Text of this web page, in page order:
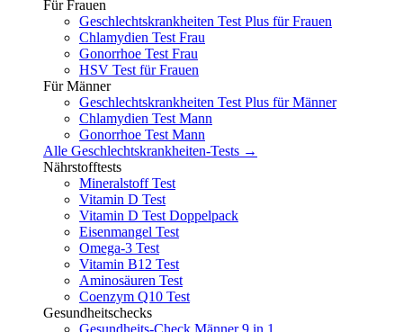
Für Frauen
Geschlechtskrankheiten Test Plus für Frauen
Chlamydien Test Frau
Gonorrhoe Test Frau
HSV Test für Frauen
Für Männer
Geschlechtskrankheiten Test Plus für Männer
Chlamydien Test Mann
Gonorrhoe Test Mann
Alle Geschlechtskrankheiten-Tests →
Nährstofftests
Mineralstoff Test
Vitamin D Test
Vitamin D Test Doppelpack
Eisenmangel Test
Omega-3 Test
Vitamin B12 Test
Aminosäuren Test
Coenzym Q10 Test
Gesundheitschecks
Gesundheits-Check Männer 9 in 1